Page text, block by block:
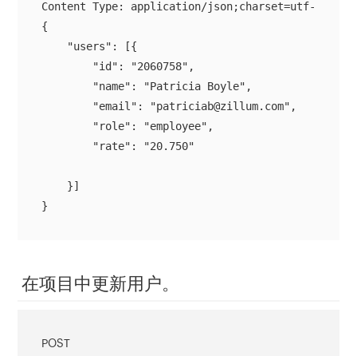
{
    "users": [{
        "id": "2060758",
        "name": "Patricia Boyle",
        "email": "patriciab@zillum.com",
        "role": "employee",
        "rate": "20.750"
    }]
}
在项目中更新用户。
POST